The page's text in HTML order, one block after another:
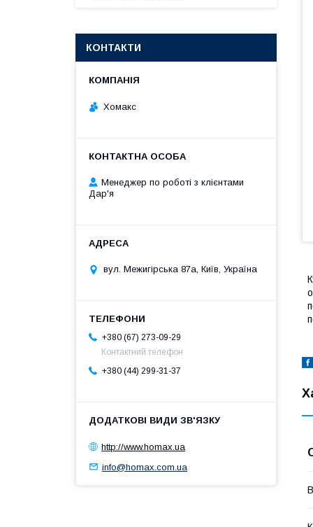
КОНТАКТИ
Хомакс
Менеджер по роботі з клієнтами
Дар'я
вул. Межигірська 87а, Київ, Україна
+380 (67) 273-09-29
Контактний телефон
+380 (44) 299-31-37
http://www.homax.ua
info@homax.com.ua